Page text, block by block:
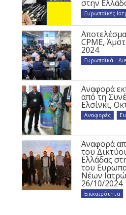
στην
Ευρωπαϊκές
CPME,
2024
Ευρωπαϊκά -
Αναφορά
από τη
Ελσίνκι,
Αναφορές
Αναφορά
του
Ελλάδας
του
Νέων
26/10/2024
Επικαιρότητα